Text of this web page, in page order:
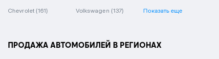
Chevrolet (161) Volkswagen (137) Показать еще
ПРОДАЖА АВТОМОБИЛЕЙ В РЕГИОНАХ